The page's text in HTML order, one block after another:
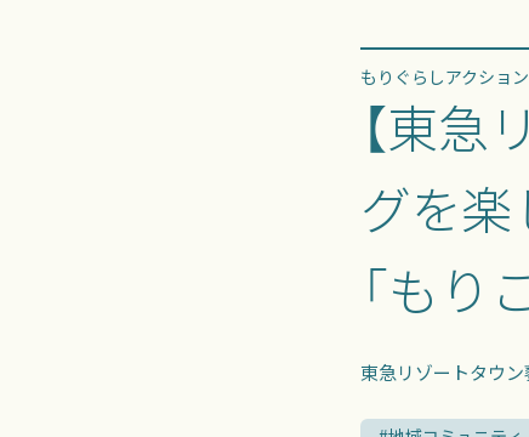
もりぐらしアクション
【東
グを楽
「もり
東急リゾートタウン